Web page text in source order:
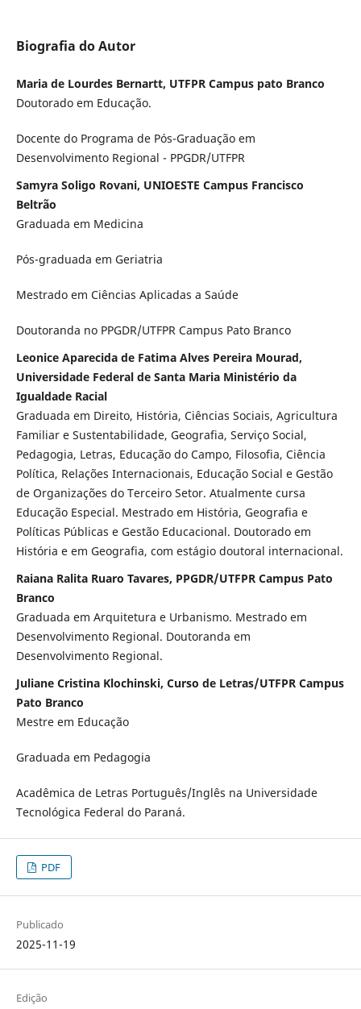
Biografia do Autor
Maria de Lourdes Bernartt, UTFPR Campus pato Branco
Doutorado em Educação.
Docente do Programa de Pós-Graduação em
Desenvolvimento Regional - PPGDR/UTFPR
Samyra Soligo Rovani, UNIOESTE Campus Francisco
Beltrão
Graduada em Medicina
Pós-graduada em Geriatria
Mestrado em Ciências Aplicadas a Saúde
Doutoranda no PPGDR/UTFPR Campus Pato Branco
Leonice Aparecida de Fatima Alves Pereira Mourad,
Universidade Federal de Santa Maria Ministério da
Igualdade Racial
Graduada em Direito, História, Ciências Sociais, Agricultura
Familiar e Sustentabilidade, Geografia, Serviço Social,
Pedagogia, Letras, Educação do Campo, Filosofia, Ciência
Política, Relações Internacionais, Educação Social e Gestão
de Organizações do Terceiro Setor. Atualmente cursa
Educação Especial. Mestrado em História, Geografia e
Políticas Públicas e Gestão Educacional. Doutorado em
História e em Geografia, com estágio doutoral internacional.
Raiana Ralita Ruaro Tavares, PPGDR/UTFPR Campus Pato
Branco
Graduada em Arquitetura e Urbanismo. Mestrado em
Desenvolvimento Regional. Doutoranda em
Desenvolvimento Regional.
Juliane Cristina Klochinski, Curso de Letras/UTFPR Campus
Pato Branco
Mestre em Educação
Graduada em Pedagogia
Acadêmica de Letras Português/Inglês na Universidade
Tecnológica Federal do Paraná.
PDF
Publicado
2025-11-19
Edição